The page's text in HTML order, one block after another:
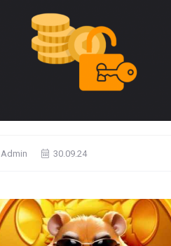
Admin 30.09.24